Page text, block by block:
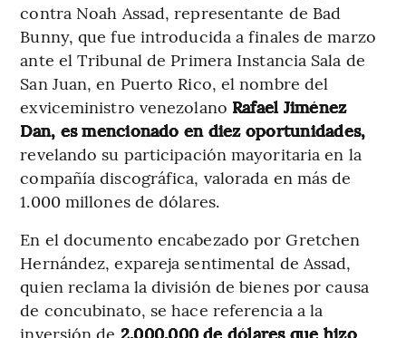
contra Noah Assad, representante de Bad
Bunny, que fue introducida a finales de marzo
ante el Tribunal de Primera Instancia Sala de
San Juan, en Puerto Rico, el nombre del
exviceministro venezolano Rafael Jiménez
Dan, es mencionado en diez oportunidades,
revelando su participación mayoritaria en la
compañía discográfica, valorada en más de
1.000 millones de dólares.
En el documento encabezado por Gretchen
Hernández, expareja sentimental de Assad,
quien reclama la división de bienes por causa
de concubinato, se hace referencia a la
inversión de 2.000.000 de dólares que hizo